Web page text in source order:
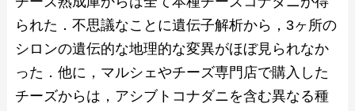
られた．不思議なことに遺伝子解析から，3ヶ所の
シロンの遺伝的な地理的な変異がほぼ見られなか
った．他に，マルシェやチーズ専門店で購入した
チーズからは，アシブトコナダニを含む異なる種